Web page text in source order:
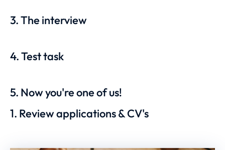
3. The interview
4. Test task
5. Now you're one of us!
1. Review applications & CV's